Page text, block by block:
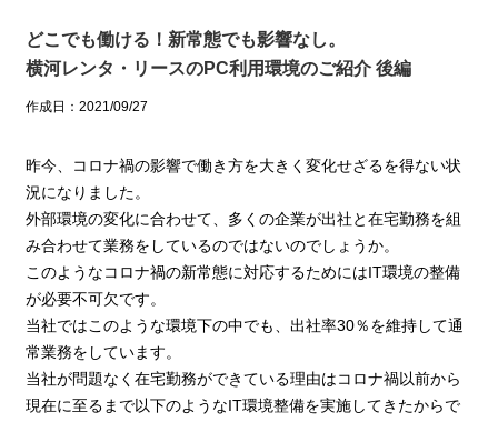
どこでも働ける！新常態でも影響なし。
横河レンタ・リースのPC利用環境のご紹介 後編
作成日：2021/09/27
昨今、コロナ禍の影響で働き方を大きく変化せざるを得ない状
況になりました。
外部環境の変化に合わせて、多くの企業が出社と在宅勤務を組
み合わせて業務をしているのではないのでしょうか。
このようなコロナ禍の新常態に対応するためにはIT環境の整備
が必要不可欠です。
当社ではこのような環境下の中でも、出社率30％を維持して通
常業務をしています。
当社が問題なく在宅勤務ができている理由はコロナ禍以前から
現在に至るまで以下のようなIT環境整備を実施してきたからで